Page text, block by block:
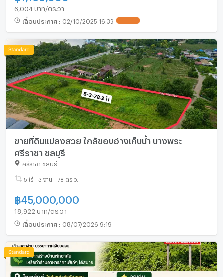
6,004 บาท/ตร.วา
เลื่อนประกาศ : 02/10/2025 16:39
ขายที่ดินแปลงสวย ใกล้ขอบอ่างเก็บน้ำ บางพระ
ศรีราชา ชลบุรี
ศรีราชา ชลบุรี
5 ไร่ - 3 งาน - 78 ตร.ว.
฿ 45,000,000
18,922 บาท/ตร.วา
เลื่อนประกาศ : 08/07/2026 9:19